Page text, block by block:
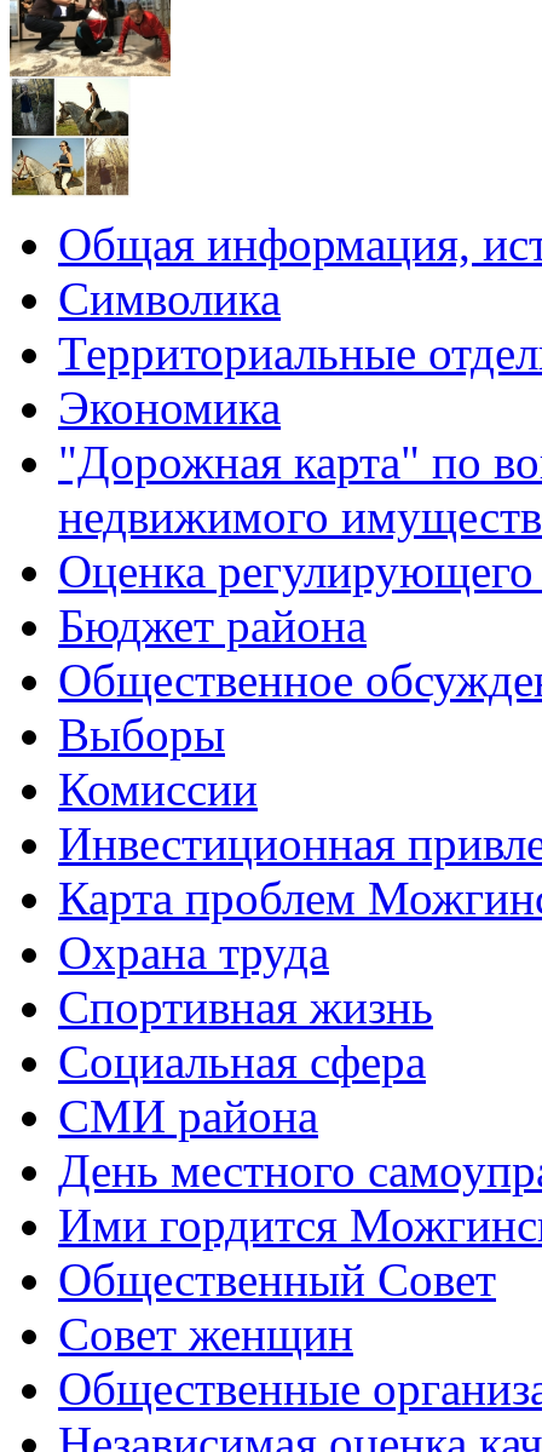
Общая информация,
Символика
Территориальные
Экономика
"Дорожная карта" по
недвижимого
Оценка регулирующего
Бюджет района
Общественное
Выборы
Комиссии
Инвестиционная
Карта проблем
Охрана труда
Спортивная жизнь
Социальная сфера
СМИ района
День местного
Ими гордится
Общественный Совет
Совет женщин
Общественные